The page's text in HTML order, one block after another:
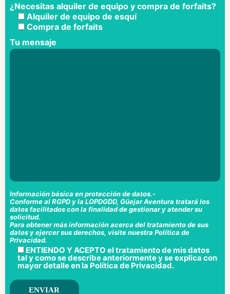
¿Necesitas alquiler de equipo y compra de forfaits?
Alquiler de equipo de esquí
Compra de forfaits
Tu mensaje
Información básica en protección de datos.-
Conforme al RGPD y la LOPDGDD, Güejar Aventura tratará los
datos facilitados con la finalidad de gestionar y atender su
solicitud.
Para obtener más información acerca del tratamiento de sus
datos y ejercer sus derechos, visite nuestra Política de
Privacidad.
ENTIENDO Y ACEPTO el tratamiento de mis datos
tal y como se describe anteriormente y se explica con
mayor detalle en la Política de Privacidad.